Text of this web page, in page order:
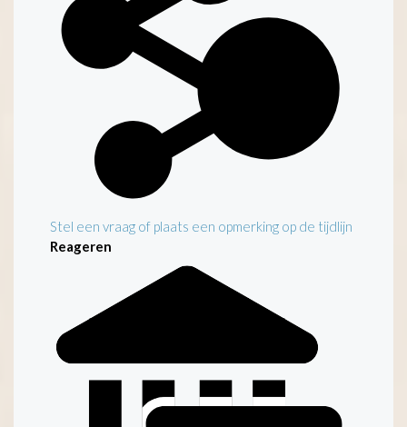
Stel een vraag of plaats een opmerking op de tijdlijn
Reageren